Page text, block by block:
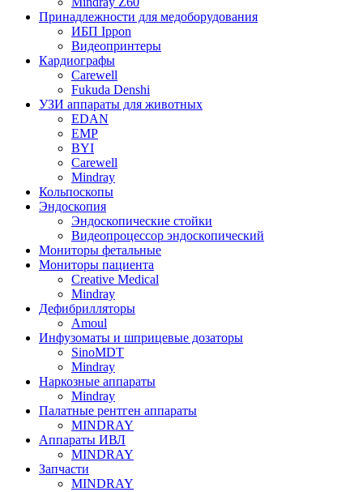
Принадлежности для медоборудования
ИБП Ippon
Видеопринтеры
Кардиографы
Carewell
Fukuda Denshi
УЗИ аппараты для животных
EDAN
EMP
BYI
Carewell
Mindray
Кольпоскопы
Эндоскопия
Эндоскопические стойки
Видеопроцессор эндоскопический
Мониторы фетальные
Мониторы пациента
Creative Medical
Mindray
Дефибрилляторы
Amoul
Инфузоматы и шприцевые дозаторы
SinoMDT
Mindray
Наркозные аппараты
Mindray
Палатные рентген аппараты
MINDRAY
Аппараты ИВЛ
MINDRAY
Запчасти
MINDRAY